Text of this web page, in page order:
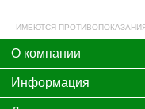
ИМЕЮТСЯ
О компании
Информация